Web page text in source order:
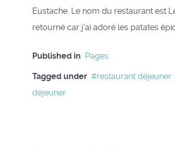
Eustache. Le nom du restaurant est
retourné car j'ai adoré les patates
Published in Pages
Tagged under restaurant déjeuner
déjeuner